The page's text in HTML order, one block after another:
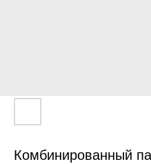
Комбинированный